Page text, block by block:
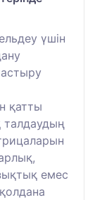
үшін
қатты
емес